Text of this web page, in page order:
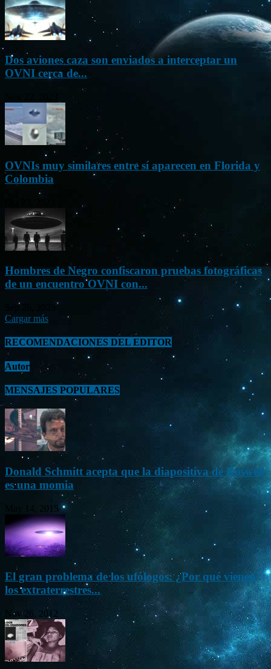
Dos aviones caza son enviados a interceptar un
OVNI cerca de...
OVNIs muy similares entre sí aparecen en Florida y
Colombia
Hombres de Negro confiscaron pruebas fotográficas
de un encuentro OVNI con...
Sep 26, 2023
Cargar más
RECOMENDACIONES DEL EDITOR
Autor
MENSAJES POPULARES
Donald Schmitt acepta que la diapositiva de Roswell
es una momia
May 14, 2015
El gran problema de los ufólogos: ¿Por qué vienen
los extraterrestres...
Nov 26, 2012